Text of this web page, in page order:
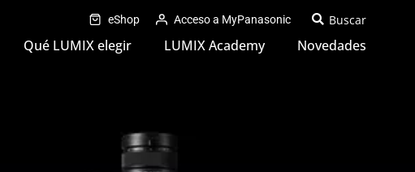
eShop Acceso a MyPanasonic
Qué LUMIX elegir LUMIX Academy Novedades